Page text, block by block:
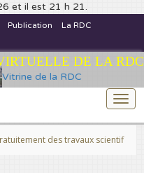
et il est 21 h 21.
Publication
La RDC
Vitrine de la RDC
DE LA RDC
des travaux scientifiques fins